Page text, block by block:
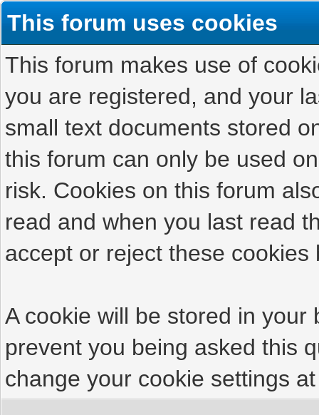
This forum uses cookies
This forum makes use of
you are registered, and your
small text documents stored
this forum can only be used
risk. Cookies on this forum
read and when you last read
accept or reject these cookies
A cookie will be stored in
prevent you being asked this
change your cookie settings